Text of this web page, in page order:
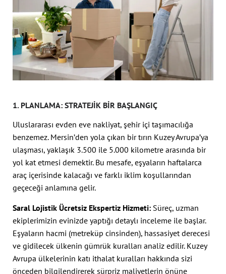
1. PLANLAMA: STRATEJIK BIR BAŞLANGIÇ
Uluslararası evden eve nakliyat, şehir içi taşımacılığa
benzemez. Mersin’den yola çıkan bir tırın Kuzey Avrupa’ya
ulaşması, yaklaşık 3.500 ile 5.000 kilometre arasında bir
yol kat etmesi demektir. Bu mesafe, eşyaların haftalarca
araç içerisinde kalacağı ve farklı iklim koşullarından
geçeceği anlamına gelir.
Saral Lojistik Ücretsiz Ekspertiz Hizmeti: Süreç, uzman
ekiplerimizin evinizde yaptığı detaylı inceleme ile başlar.
Eşyaların hacmi (metreküp cinsinden), hassasiyet derecesi
ve gidilecek ülkenin gümrük kuralları analiz edilir. Kuzey
Avrupa ülkelerinin katı ithalat kuralları hakkında sizi
önceden bilgilendirerek sürpriz maliyetlerin önüne